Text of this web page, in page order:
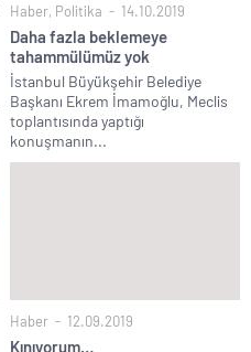
Haber, Politika 14.10.2019
Daha fazla beklemeye
tahammülümüz yok
İstanbul Büyükşehir Belediye
Başkanı Ekrem İmamoğlu, Meclis
toplantısında yaptığı
konuşmanın...
Haber 12.09.2019
Kınıyorum…